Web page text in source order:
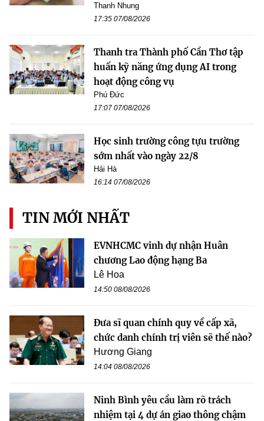
Thanh Nhung
17:35 07/08/2026
Thanh tra Thành phố Cần Thơ tập
huấn kỹ năng ứng dụng AI trong
hoạt động công vụ
Phú Đức
17:07 07/08/2026
Học sinh trường công tựu trường
sớm nhất vào ngày 22/8
Hải Hà
16:14 07/08/2026
TIN MỚI NHẤT
EVNHCMC vinh dự nhận Huân
chương Lao động hạng Ba
Lê Hoa
14:50 08/08/2026
Đưa sĩ quan chính quy về cấp xã,
chức danh chính trị viên sẽ thế nào?
Hương Giang
14:04 08/08/2026
Ninh Bình yêu cầu làm rõ trách
nhiệm tại 4 dự án giao thông chậm